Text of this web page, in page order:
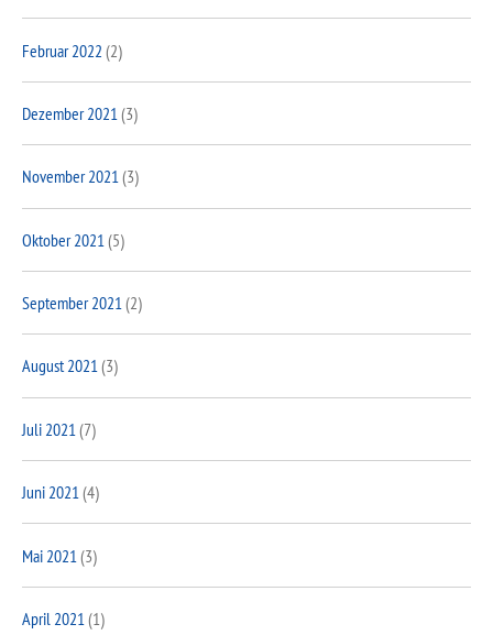
Februar 2022 (2)
Dezember 2021 (3)
November 2021(3)
Oktober 2021 (5)
September 2021(2)
August 2021(3)
Juli 2021 (7)
Juni 2021(4)
Mai 2021 (3)
April 2021 (1)